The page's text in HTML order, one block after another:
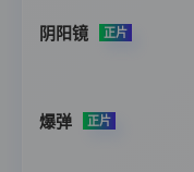
阴阳镜 正片
爆弹 正片